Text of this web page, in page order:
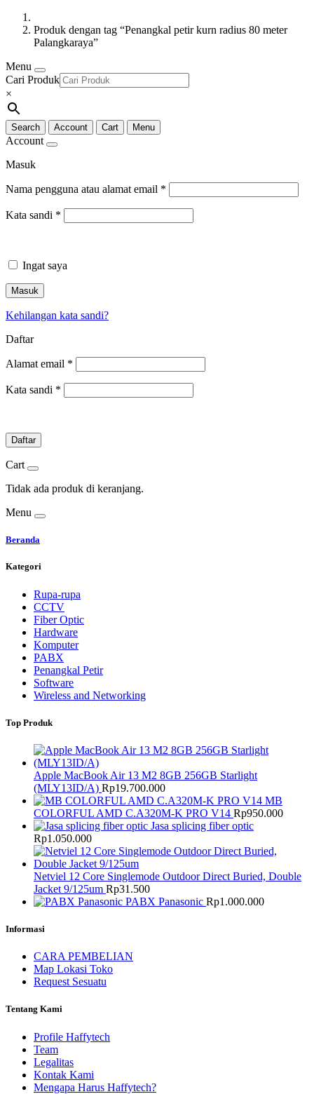
Produk dengan tag “Penangkal petir kurn radius 80 meter
Palangkaraya”
Menu
Cari Produk
×
Search Account Cart Menu
Account
Masuk
Nama pengguna atau alamat email *
Kata sandi *
Ingat saya
Masuk
Kehilangan kata sandi?
Daftar
Alamat email *
Kata sandi *
Daftar
Cart
Tidak ada produk di keranjang.
Menu
Beranda
Kategori
Rupa-rupa
CCTV
Fiber Optic
Hardware
Komputer
PABX
Penangkal Petir
Software
Wireless and Networking
Top Produk
Apple MacBook Air 13 M2 8GB 256GB Starlight
(MLY13ID/A) Rp19.700.000
MB
COLORFUL AMD C.A320M-K PRO V14 Rp950.000
Jasa splicing fiber optic
Rp1.050.000
Netviel 12 Core Singlemode Outdoor Direct Buried, Double
Jacket 9/125um Rp31.500
PABX Panasonic Rp1.000.000
Informasi
CARA PEMBELIAN
Map Lokasi Toko
Request Sesuatu
Tentang Kami
Profile Haffytech
Team
Legalitas
Kontak Kami
Mengapa Harus Haffytech?